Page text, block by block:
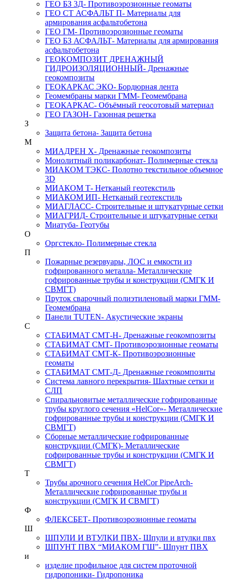
ГЕО БЗ 3Д- Противоэрозионные геоматы
ГЕО СТ АСФАЛЬТ П- Материалы для
армирования асфальтобетона
ГЕО ГМ- Противоэрозионные геоматы
ГЕО БЗ АСФАЛЬТ- Материалы для армирования
асфальтобетона
ГЕОКОМПОЗИТ ДРЕНАЖНЫЙ
ГИДРОИЗОЛЯЦИОННЫЙ- Дренажные
геокомпозиты
ГЕОКАРКАС ЭКО- Бордюрная лента
Геомембраны марки ГММ- Геомембрана
ГЕОКАРКАС- Объёмный геосотовый материал
ГЕО ГАЗОН- Газонная решетка
З
Защита бетона- Защита бетона
М
МИАДРЕН Х- Дренажные геокомпозиты
Монолитный поликарбонат- Полимерные стекла
МИАКОМ ТЭКС- Полотно текстильное объемное
3D
МИАКОМ Т- Нетканый геотекстиль
МИАКОМ ИП- Нетканый геотекстиль
МИАГЛАСС- Строительные и штукатурные сетки
МИАГРИД- Строительные и штукатурные сетки
Миатуба- Геотубы
О
Оргстекло- Полимерные стекла
П
Пожарные резервуары, ЛОС и емкости из
гофрированного металла- Металлические
гофрированные трубы и конструкции (СМГК И
СВМГТ)
Пруток сварочный полиэтиленовый марки ГММ-
Геомембрана
Панели TUTEN- Акустические экраны
С
СТАБИМАТ СМТ-Н- Дренажные геокомпозиты
СТАБИМАТ СМТ- Противоэрозионные геоматы
СТАБИМАТ СМТ-К- Противоэрозионные
геоматы
СТАБИМАТ СМТ-Д- Дренажные геокомпозиты
Система лавного перекрытия- Шахтные сетки и
СЛП
Спиральновитые металлические гофрированные
трубы круглого сечения «HelCor»- Металлические
гофрированные трубы и конструкции (СМГК И
СВМГТ)
Сборные металлические гофрированные
конструкции (СМГК)- Металлические
гофрированные трубы и конструкции (СМГК И
СВМГТ)
Т
Трубы арочного сечения HelCor PipeArch-
Металлические гофрированные трубы и
конструкции (СМГК И СВМГТ)
Ф
ФЛЕКСБЕТ- Противоэрозионные геоматы
Ш
ШПУЛИ И ВТУЛКИ ПВХ- Шпули и втулки пвх
ШПУНТ ПВХ “МИАКОМ ГШ”- Шпунт ПВХ
и
изделие профильное для систем проточной
гидропоники- Гидропоника